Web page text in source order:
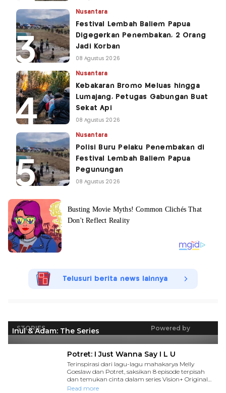
Nusantara
Festival Lembah Baliem Papua
Digegerkan Penembakan, 2 Orang
Jadi Korban
08 Agustus 2026
Nusantara
Kebakaran Bromo Meluas hingga
Lumajang, Petugas Gabungan Buat
Sekat Api
08 Agustus 2026
Nusantara
Polisi Buru Pelaku Penembakan di
Festival Lembah Baliem Papua
Pegunungan
08 Agustus 2026
Telusuri berita news lainnya